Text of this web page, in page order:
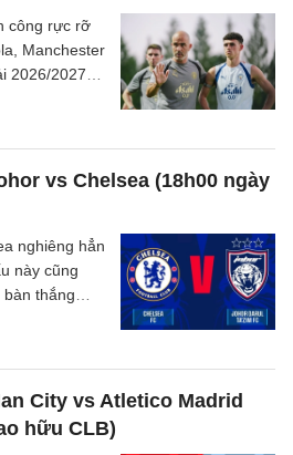
công rực rỡ
Manchester
2026/2027
vs Chelsea (18h00 ngày
nghiêng hẳn
này cũng
thắng
City vs Atletico Madrid
hữu CLB)